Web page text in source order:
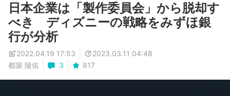
日本企業は「製作委員会」から脱却す
べき ディズニーの戦略をみずほ銀
行が分析
2022.04.19 17:53
2023.03.11 04:48
都築 陵佑
3 817